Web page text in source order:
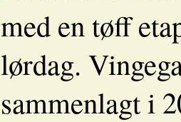
med en tøff
lørdag.
sammenlagt i